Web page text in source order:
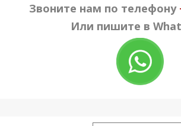
Звоните нам по телефону
Или пишите в